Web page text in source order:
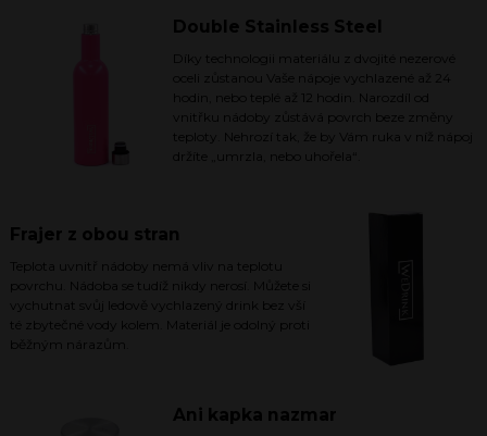
Double Stainless Steel
Díky technologii materiálu z dvojité nezerové
oceli zůstanou Vaše nápoje vychlazené až 24
hodin, nebo teplé až 12 hodin. Narozdíl od
vnitřku nádoby zůstává povrch beze změny
teploty. Nehrozí tak, že by Vám ruka v níž nápoj
držíte „umrzla, nebo uhořela“.
Frajer z obou stran
Teplota uvnitř nádoby nemá vliv na teplotu
povrchu. Nádoba se tudíž nikdy nerosí. Můžete si
vychutnat svůj ledově vychlazený drink bez vší
té zbytečné vody kolem. Materiál je odolný proti
běžným nárazům.
Ani kapka nazmar